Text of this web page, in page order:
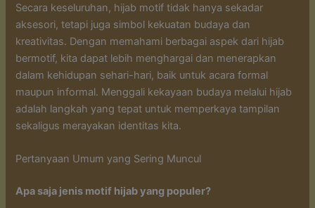
Secara keseluruhan, hijab motif tidak hanya sekadar
aksesori, tetapi juga simbol kekuatan budaya dan
kreativitas. Dengan memahami berbagai aspek dari hijab
bermotif, kita dapat lebih menghargai dan menerapkan
dalam kehidupan sehari-hari, baik untuk acara formal
maupun informal. Menggali kekayaan budaya melalui hijab
adalah langkah yang tepat untuk memperkaya tampilan
sekaligus merayakan identitas kita.
Pertanyaan Umum yang Sering Muncul
Apa saja jenis motif hijab yang populer?